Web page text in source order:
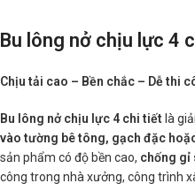
Bu lông nở chịu lực 4
Chịu tải cao – Bền chắc – Dễ thi
Bu lông nở chịu lực 4 chi tiết là
vào tường bê tông, gạch đặc
sản phẩm có độ bền cao, chống gỉ
công trong nhà xưởng, công trình